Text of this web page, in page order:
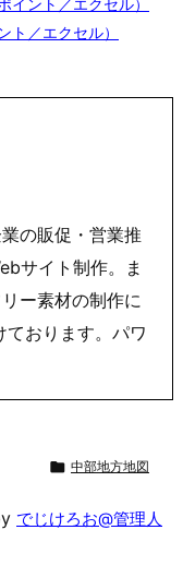
イント／エクセル）
ト／エクセル）
の販促・営業推
サイト制作。ま
ー素材の制作に
おります。パワ
 中部地方地図
でじけろお@管理人